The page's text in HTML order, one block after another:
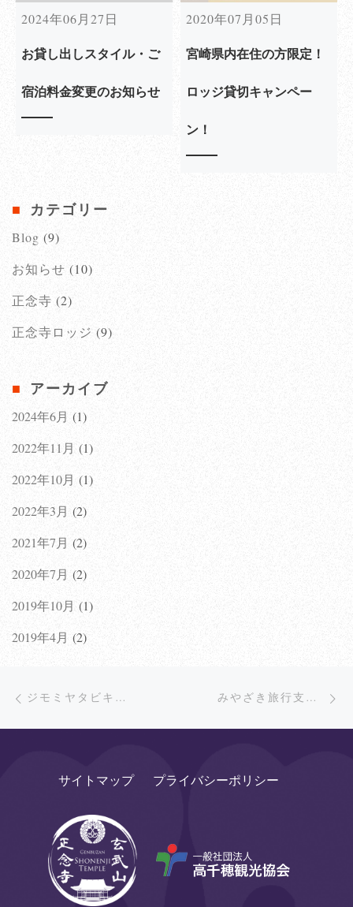
2024年06月27日
お貸し出しスタイル・ご
宿泊料金変更のお知らせ
2020年07月05日
宮崎県内在住の方限定！
ロッジ貸切キャンペー
ン！
カテゴリー
Blog (9)
お知らせ (10)
正念寺 (2)
正念寺ロッジ (9)
アーカイブ
2024年6月 (1)
2022年11月 (1)
2022年10月 (1)
2022年3月 (2)
2021年7月 (2)
2020年7月 (2)
2019年10月 (1)
2019年4月 (2)
Post navigation
ジモミヤタビキャンペーン再開 BACK TO POST LISTみやざき旅行支援割キャンペーン／予算の上限に達したため受付中止
サイトマップ プライバシーポリシー